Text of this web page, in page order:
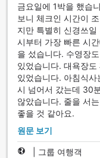
금요일에 1박을 했습
보니 체크인 시간이
지만 특별히 신경쓰
시부터 가장 빠른 시
을 섰습니다. 수영장
있었습니다. 대욕장
있었습니다. 아침식
시 넘어서 갔는데 30
않았습니다. 줄을 서
좋을 것 같아요.
원문 보기
그룹 여행객